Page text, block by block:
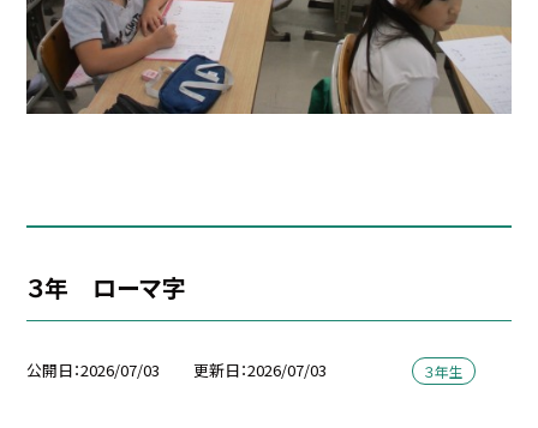
３年 ローマ字
公開日 2026/07/03 更新日 2026/07/03 ３年生